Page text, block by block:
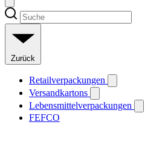
Zurück
Retailverpackungen
Versandkartons
Lebensmittelverpackungen
FEFCO